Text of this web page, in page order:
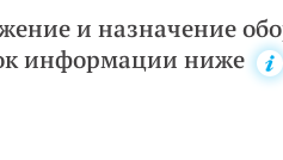
и назначение
информации ниже